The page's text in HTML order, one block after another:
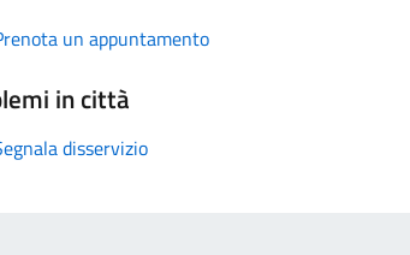
un appuntamento
in città
disservizio